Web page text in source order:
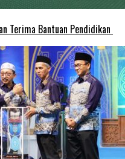
Terima Bantuan Pendidikan